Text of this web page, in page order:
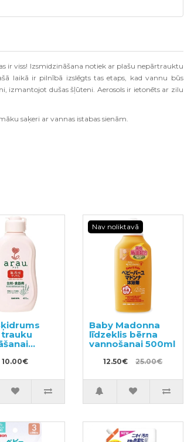
ir viss! Izsmidzināšana notiek ar plašu nepārtrauktu
laikā ir pilnībā izslēgts tas etaps, kad vannu būs
izmantojot dušas šļūteni. Aerosols ir ietonēts ar zilu
saķeri ar vannas istabas sienām.
10.00€
Nav noliktavā
Baby Madonna
līdzeklis bērna
vannošanai 500ml
12.50€ 25.00€